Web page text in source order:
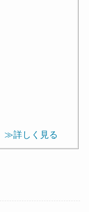
≫詳しく見る